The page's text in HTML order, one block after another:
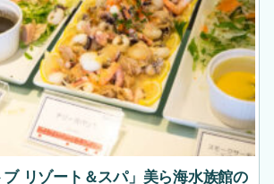
ブ リゾート＆スパ」美ら海水族館の